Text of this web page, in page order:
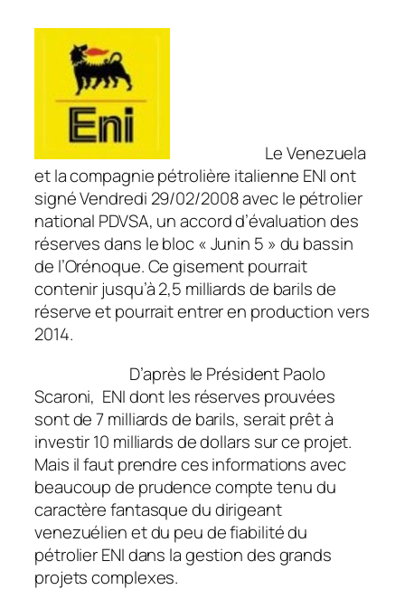
Le Venezuela
et la compagnie pétrolière italienne ENI ont
signé Vendredi 29/02/2008 avec le pétrolier
national PDVSA, un accord d’évaluation des
réserves dans le bloc « Junin 5 » du bassin
de l’Orénoque. Ce gisement pourrait
contenir jusqu’à 2,5 milliards de barils de
réserve et pourrait entrer en production vers
2014.
D’après le Président Paolo
Scaroni, ENI dont les réserves prouvées
sont de 7 milliards de barils, serait prêt à
investir 10 milliards de dollars sur ce projet.
Mais il faut prendre ces informations avec
beaucoup de prudence compte tenu du
caractère fantasque du dirigeant
venezuélien et du peu de fiabilité du
pétrolier ENI dans la gestion des grands
projets complexes.